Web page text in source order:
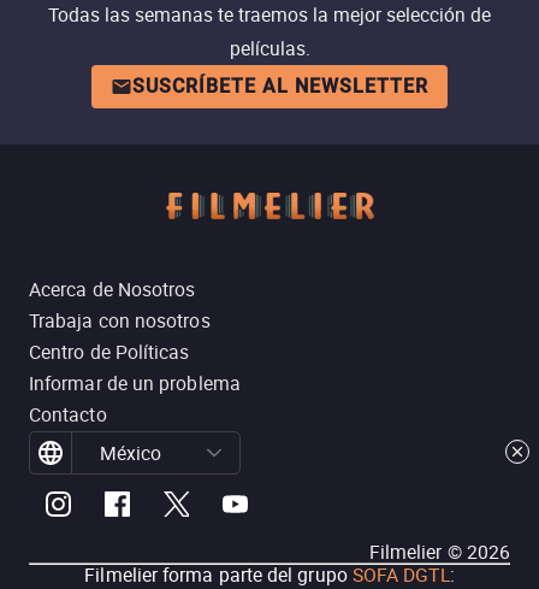
Todas las semanas te traemos la mejor selección de
películas.
SUSCRÍBETE AL NEWSLETTER
Acerca de Nosotros
Trabaja con nosotros
Centro de Políticas
Informar de un problema
Contacto
México
Filmelier ©2026
Filmelier forma parte del grupoSOFA DGTL: